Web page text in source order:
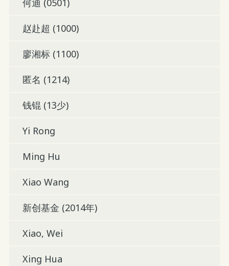
何迪 (0501)
赵赴超 (1000)
廖湘标 (1100)
匿名 (1214)
钱锟 (13少)
Yi Rong
Ming Hu
Xiao Wang
新创基金 (2014年)
Xiao, Wei
Xing Hua